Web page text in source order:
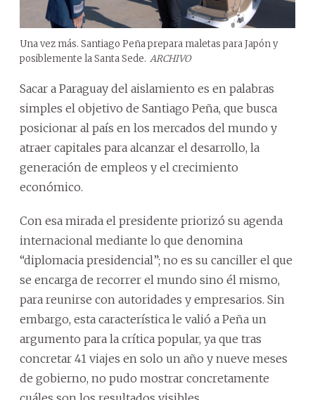
Una vez más. Santiago Peña prepara maletas para Japón y
posiblemente la Santa Sede. ARCHIVO
Sacar a Paraguay del aislamiento es en palabras
simples el objetivo de Santiago Peña, que busca
posicionar al país en los mercados del mundo y
atraer capitales para alcanzar el desarrollo, la
generación de empleos y el crecimiento
económico.
Con esa mirada el presidente priorizó su agenda
internacional mediante lo que denomina
“diplomacia presidencial”; no es su canciller el que
se encarga de recorrer el mundo sino él mismo,
para reunirse con autoridades y empresarios. Sin
embargo, esta característica le valió a Peña un
argumento para la crítica popular, ya que tras
concretar 41 viajes en solo un año y nueve meses
de gobierno, no pudo mostrar concretamente